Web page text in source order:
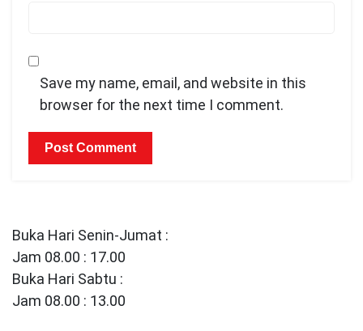
Save my name, email, and website in this
browser for the next time I comment.
Buka Hari Senin-Jumat :
Jam 08.00 : 17.00
Buka Hari Sabtu :
Jam 08.00 : 13.00